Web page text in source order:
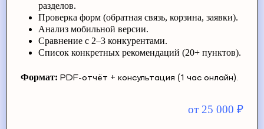
разделов.
Проверка форм (обратная связь, корзина, заявки).
Анализ мобильной версии.
Сравнение с 2–3 конкурентами.
Список конкретных рекомендаций (20+ пунктов).
Формат: PDF-отчёт + консультация (1 час онлайн).
от 25 000 ₽